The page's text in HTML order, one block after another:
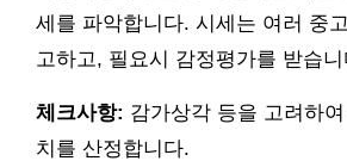
세를 파악합니다. 시세는 여러 중
고하고, 필요시 감정평가를 받습니
체크사항: 감가상각 등을 고려하
치를 산정합니다.